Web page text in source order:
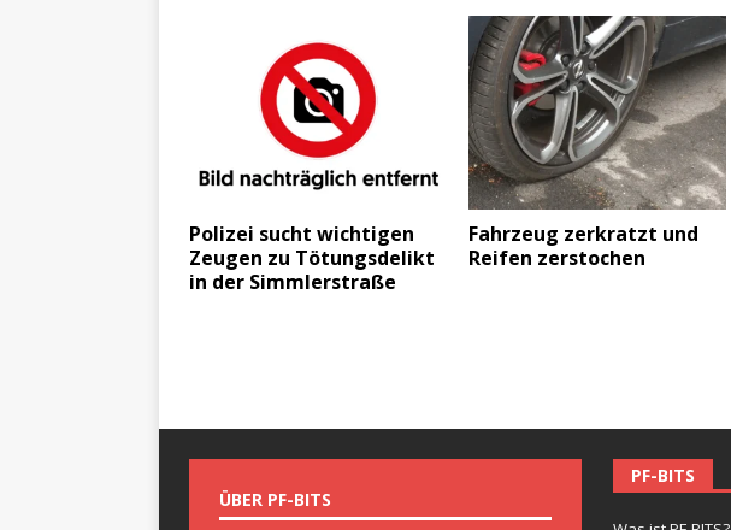
Polizei sucht wichtigen
Zeugen zu Tötungsdelikt
in der Simmlerstraße
Fahrzeug zerkratzt und
Reifen zerstochen
ÜBER PF-BITS
PF-BITS